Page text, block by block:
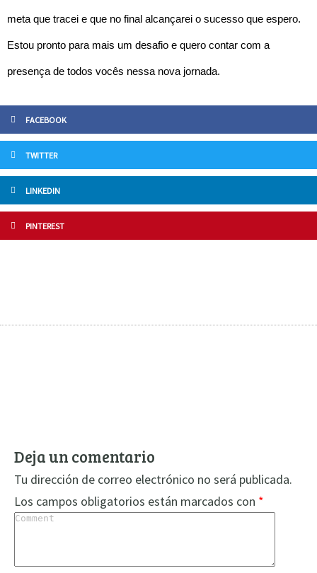
meta que tracei e que no final alcançarei o sucesso que espero.
Estou pronto para mais um desafio e quero contar com a
presença de todos vocês nessa nova jornada.
FACEBOOK
TWITTER
LINKEDIN
PINTEREST
Deja un comentario
Tu dirección de correo electrónico no será publicada.
Los campos obligatorios están marcados con *